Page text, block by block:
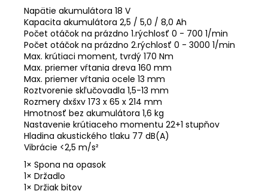
Napätie akumulátora 18 V
Kapacita akumulátora 2,5 / 5,0 / 8,0 Ah
Počet otáčok na prázdno 1.rýchlosť 0 - 700 1/min
Počet otáčok na prázdno 2.rýchlosť 0 - 3000 1/min
Max. krútiaci moment, tvrdý 170 Nm
Max. priemer vŕtania dreva 160 mm
Max. priemer vŕtania ocele 13 mm
Roztvorenie skľučovadla 1,5-13 mm
Rozmery dxšxv 173 x 65 x 214 mm
Hmotnosť bez akumulátora 1,6 kg
Nastavenie krútiaceho momentu 22+1 stupňov
Hladina akustického tlaku 77 dB(A)
Vibrácie <2,5 m/s²
1× Spona na opasok
1× Držadlo
1× Držiak bitov